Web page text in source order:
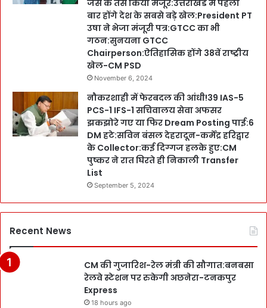
जस के तस किया मंजूर:उत्तराखंड में पहली
बार होंगे देश के सबसे बड़े खेल:President PT
उषा ने भेजा मंजूरी पत्र:GTCC का भी
गठन:सुनयना GTCC
Chairperson:ऐतिहासिक होंगे 38वें राष्ट्रीय
खेल-CM PSD
November 6, 2024
नौकरशाही में फेरबदल की आंधी!39 IAS-5
PCS-1 IFS-1 सचिवालय सेवा अफसर
झकझोरे गए या फिर Dream Posting पाई:6
DM हटे:सविन बंसल देहरादून-कर्मेंद्र हरिद्वार
के Collector:कई दिग्गज हलके हुए:CM
पुष्कर ने रात घिरते ही निकाली Transfer
List
September 5, 2024
Recent News
CM की गुजारिश-रेल मंत्री की सौगात:बनबसा
रेलवे स्टेशन पर रुकेगी अछनेरा-टनकपुर
Express
18 hours ago